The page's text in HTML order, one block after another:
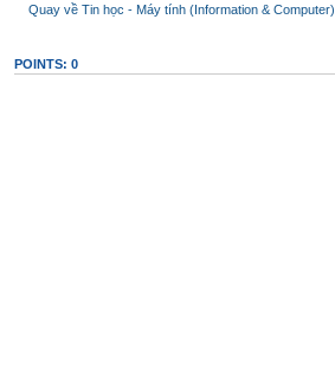
Quay về Tin học - Máy tính (Information & Computer)
POINTS: 0